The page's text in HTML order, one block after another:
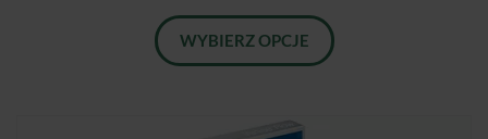
WYBIERZ OPCJE